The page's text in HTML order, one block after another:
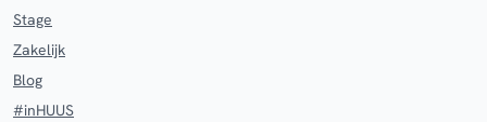
Stage
Zakelijk
Blog
#inHUUS